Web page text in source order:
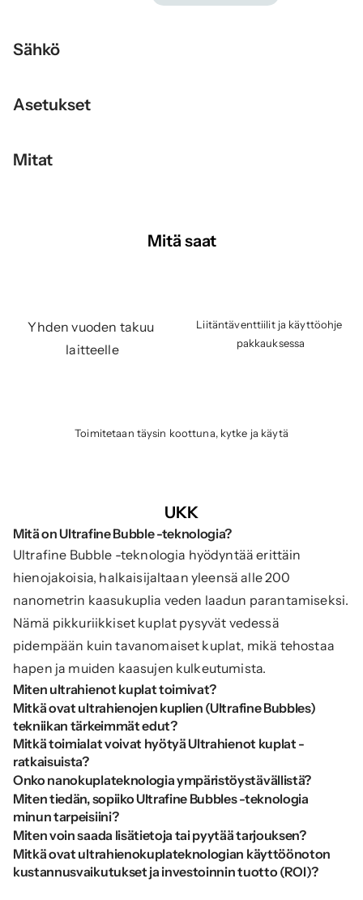
Sähkö
Asetukset
Mitat
Yhden vuoden takuu
laitteelle
Liitäntäventtiilit ja käyttöohje
pakkauksessa
Toimitetaan täysin koottuna, kytke ja käytä
Mitä saat
UKK
Mitä on Ultrafine Bubble -teknologia?
Ultrafine Bubble -teknologia hyödyntää erittäin
hienojakoisia, halkaisijaltaan yleensä alle 200
nanometrin kaasukuplia veden laadun parantamiseksi.
Nämä pikkuriikkiset kuplat pysyvät vedessä
pidempään kuin tavanomaiset kuplat, mikä tehostaa
hapen ja muiden kaasujen kulkeutumista.
Miten ultrahienot kuplat toimivat?
Mitkä ovat ultrahienojen kuplien (Ultrafine Bubbles)
tekniikan tärkeimmät edut?
Mitkä toimialat voivat hyötyä Ultrahienot kuplat -
ratkaisuista?
Onko nanokuplateknologia ympäristöystävällistä?
Miten tiedän, sopiiko Ultrafine Bubbles -teknologia
minun tarpeisiini?
Miten voin saada lisätietoja tai pyytää tarjouksen?
Mitkä ovat ultrahienokuplateknologian käyttöönoton
kustannusvaikutukset ja investoinnin tuotto (ROI)?